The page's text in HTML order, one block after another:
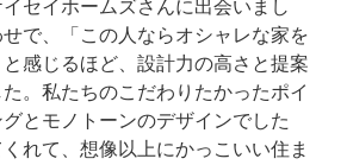
セイホームズさんに出会いまし
で、「この人ならオシャレな家を
感じるほど、設計力の高さと提案
。私たちのこだわりたかったポイ
とモノトーンのデザインでした
れて、想像以上にかっこいい住ま